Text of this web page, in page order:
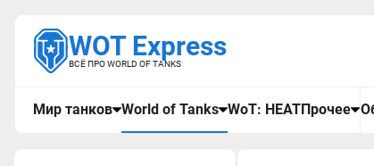
WOT Express
ВСЁ ПРО WORLD OF TANKS
Мир танков World of Tanks WoT: HEATПрочее